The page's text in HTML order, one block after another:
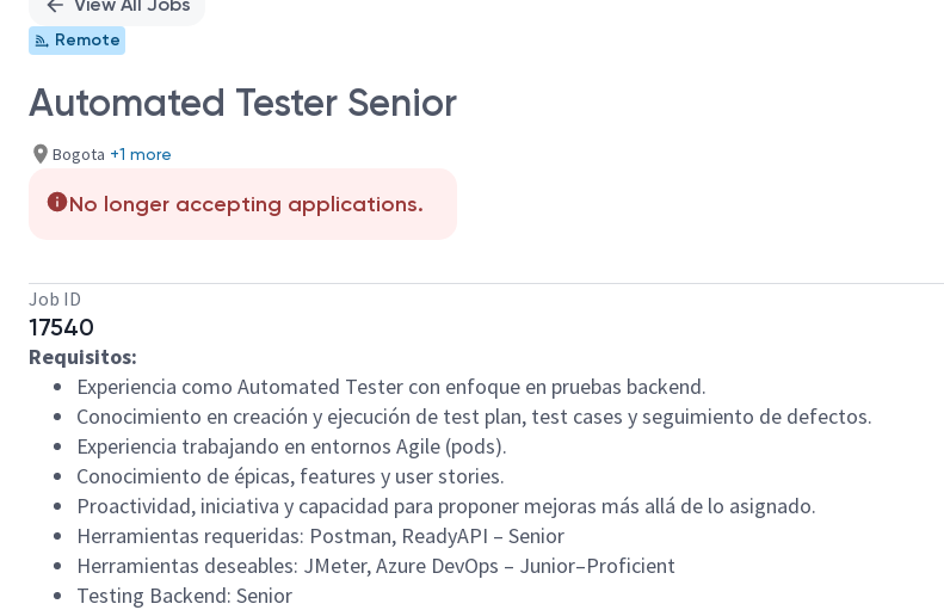
Remote
Automated Tester Senior
Bogota +1 more
No longer accepting applications.
Job ID
17540
Requisitos:
Experiencia como Automated Tester con enfoque en pruebas backend.
Conocimiento en creación y ejecución de test plan, test cases y seguimiento de defectos.
Experiencia trabajando en entornos Agile (pods).
Conocimiento de épicas, features y user stories.
Proactividad, iniciativa y capacidad para proponer mejoras más allá de lo asignado.
Herramientas requeridas: Postman, ReadyAPI – Senior
Herramientas deseables: JMeter, Azure DevOps – Junior–Proficient
Testing Backend: Senior